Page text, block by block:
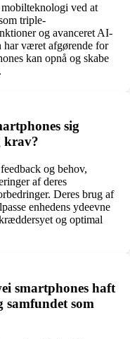
ved at
triple-
og avanceret AI-
har været afgørende for
kan opnå og skabe
sig
krav?
og behov,
af deres
Deres brug af
enhedens ydeevne
og optimal
smartphones haft
som